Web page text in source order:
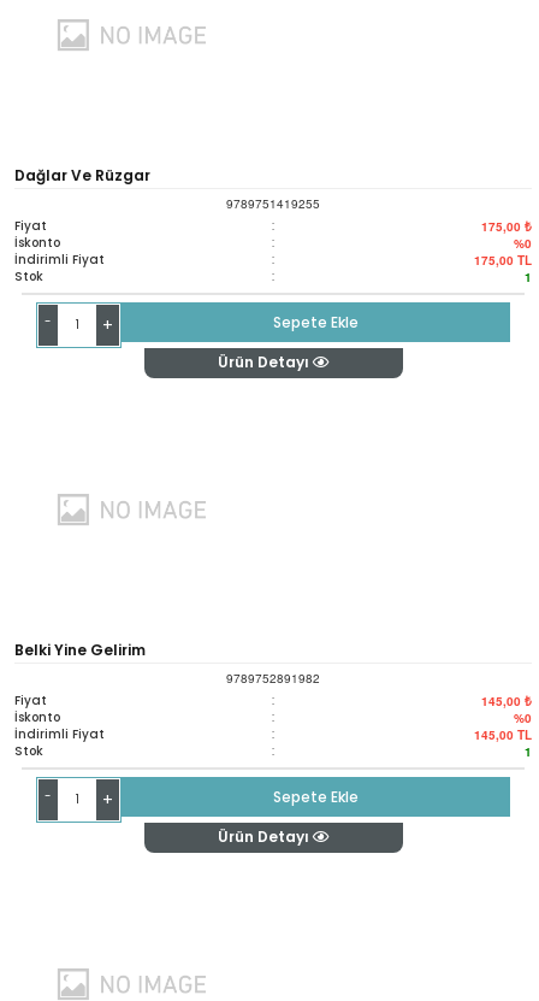
Dağlar Ve Rüzgar
9789751419255
Fiyat : 175,00 ₺
İskonto : %0
İndirimli Fiyat : 175,00 TL
Stok : 1
- +
Sepete Ekle
Ürün Detayı
Belki Yine Gelirim
9789752891982
Fiyat : 145,00 ₺
İskonto : %0
İndirimli Fiyat : 145,00 TL
Stok : 1
- +
Sepete Ekle
Ürün Detayı